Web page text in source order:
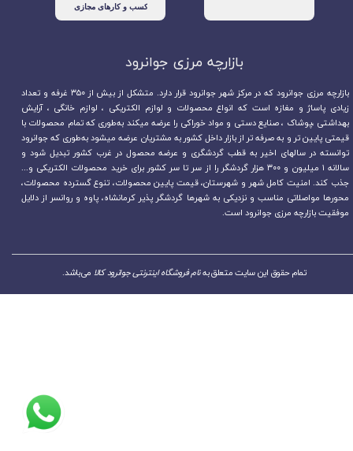
بازارچه مرزی جوانرود​​​​​​​
بازارچه مرزی جوانرود که در مرکز شهر جوانرود قرار دارد. متشکل از بیش از ۳۵۰ غرفه و تعداد
زیادی پاساژ و مغازه است که انواع محصولات و لوازم الکتریکی ، لوازم خانگی ، آرایش
بهداشتی ،پوشاک ، صنایع دستی و مواد خوراکی را عرضه میکند به‌طوری که تمام محصولات با
قیمتی پایین تر و به صرفه تر از بازار داخل کشور به مشتریان عرضه میشود به‌طوری که جوانرود
توانسته در سالهای اخیر به قطب گردشگری و عرضه محصول در غرب کشور تبدیل شود و
سالانه ۱ میلیون و ۳۰۰ هزار گردشگر را از سر تا سر کشور برای خرید محصولات الکتریکی و...
جذب کند. امنیت کامل شهر و شهرستان، قیمت پایین محصولات، تنوع گسترده محصولات،
محورها مواصلاتی مناسب و نزدیکی به شهرها گردشگر پذیر کرمانشاه، پاوه و روانسر از دلایل
موفقیت بازارچه مرزی جوانرود است.
تمام حقوق این سایت متعلق بهنام فروشگاه اینترنتی جوانرود کالا می‌باشد.